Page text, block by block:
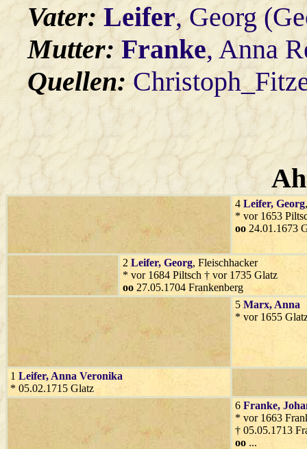
Vater:Leifer, Georg
Mutter:Franke, Anna
Quellen:
4 Leifer, Georg
* vor 1653
oo 24.01.1673
2 Leifer, Georg, Fleischhacker
* vor 1684 Piltsch † vor 1735 Glatz
oo 27.05.1704 Frankenberg
5 Marx, Anna
* vor 1655
1 Leifer, Anna Veronika
* 05.02.1715 Glatz
6 Franke,
* vor 1663
† 05.05.1713
oo ...